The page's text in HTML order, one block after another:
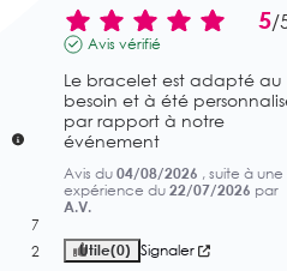
7
2
5/
Avis vérifié
Le bracelet est adapté au
besoin et à été
par rapport à notre
événement
Avis du 04/08/2026 , suite à une
expérience du 22/07/2026 par
A.V.
Utile(0) Signaler